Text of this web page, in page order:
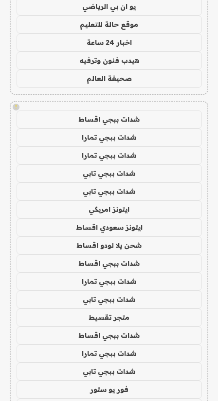
يو ان بي الرياضي
موقع حالة للتعليم
اخبار 24 ساعة
هيدب فنون وترفيه
صحيفة العالم
!
شدات ببجي اقساط
شدات ببجي تمارا
شدات ببجي تمارا
شدات ببجي تابي
شدات ببجي تابي
ايتونز امريكي
ايتونز سعودي اقساط
شحن يلا لودو اقساط
شدات ببجي اقساط
شدات ببجي تمارا
شدات ببجي تابي
متجر تقسيط
شدات ببجي اقساط
شدات ببجي تمارا
شدات ببجي تابي
فور يو ستور